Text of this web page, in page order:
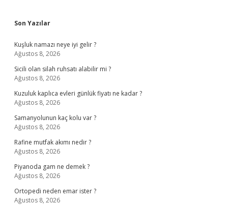
Sidebar
Son Yazılar
Kuşluk namazı neye iyi gelir ?
Ağustos 8, 2026
Sicili olan silah ruhsatı alabilir mi ?
Ağustos 8, 2026
Kuzuluk kaplıca evleri günlük fiyatı ne kadar ?
Ağustos 8, 2026
Samanyolunun kaç kolu var ?
Ağustos 8, 2026
Rafine mutfak akımı nedir ?
Ağustos 8, 2026
Piyanoda gam ne demek ?
Ağustos 8, 2026
Ortopedi neden emar ister ?
Ağustos 8, 2026